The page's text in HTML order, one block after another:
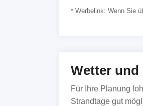
* Werbelink: Wenn Sie
Wetter und
Für Ihre Planung
Strandtage gut